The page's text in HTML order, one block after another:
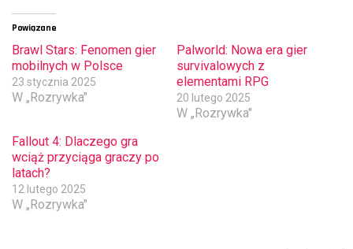
Powiązane
Brawl Stars: Fenomen gier
mobilnych w Polsce
23 stycznia 2025
W „Rozrywka"
Palworld: Nowa era gier
survivalowych z
elementami RPG
20 lutego 2025
W „Rozrywka"
Fallout 4: Dlaczego gra
wciąż przyciąga graczy po
latach?
12 lutego 2025
W „Rozrywka"